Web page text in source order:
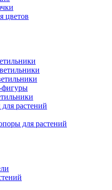
цветов
фигуры
растений
для растений